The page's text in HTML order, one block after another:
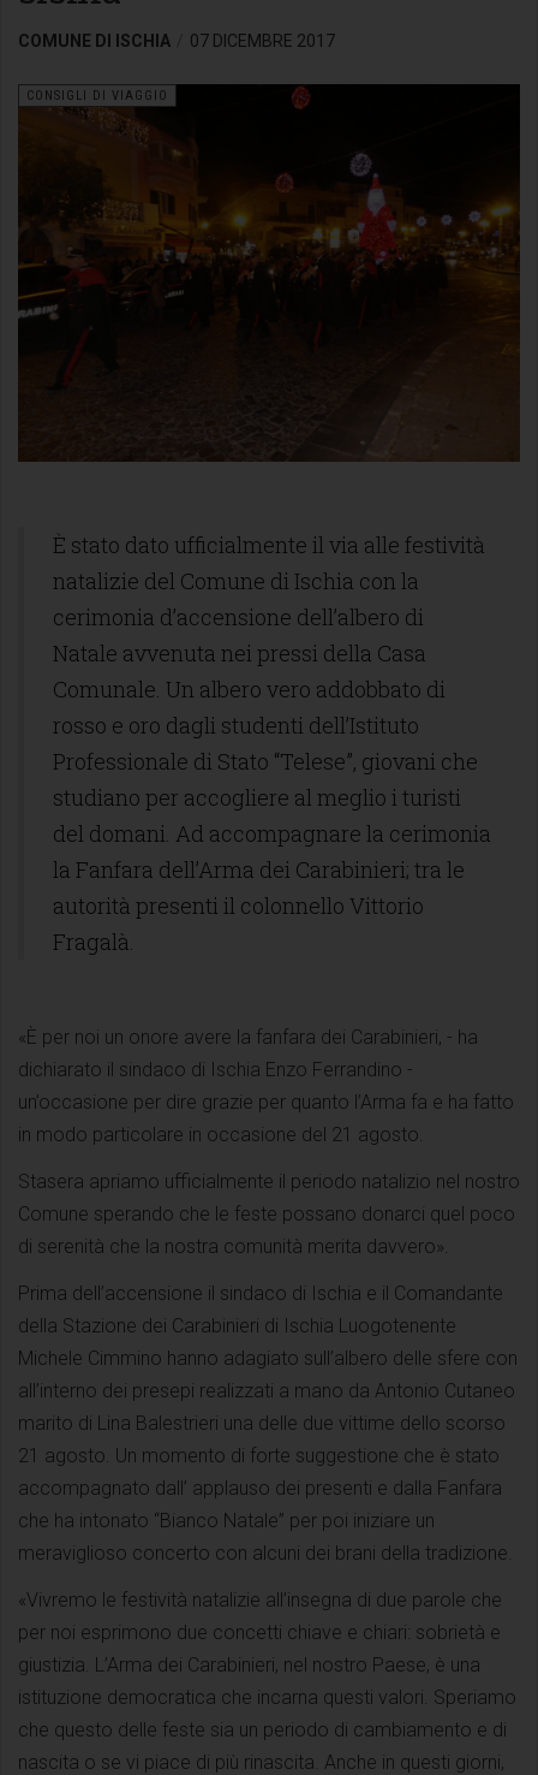
COMUNE DI ISCHIA 07 DICEMBRE 2017
CONSIGLI DI VIAGGIO
È stato dato ufficialmente il via alle festività
natalizie del Comune di Ischia con la
cerimonia d’accensione dell’albero di
Natale avvenuta nei pressi della Casa
Comunale. Un albero vero addobbato di
rosso e oro dagli studenti dell’Istituto
Professionale di Stato “Telese”, giovani che
studiano per accogliere al meglio i turisti
del domani. Ad accompagnare la cerimonia
la Fanfara dell’Arma dei Carabinieri; tra le
autorità presenti il colonnello Vittorio
Fragalà.
«È per noi un onore avere la fanfara dei Carabinieri, - ha
dichiarato il sindaco di Ischia Enzo Ferrandino -
un’occasione per dire grazie per quanto l’Arma fa e ha fatto
in modo particolare in occasione del 21 agosto.
Stasera apriamo ufficialmente il periodo natalizio nel nostro
Comune sperando che le feste possano donarci quel poco
di serenità che la nostra comunità merita davvero».
Prima dell’accensione il sindaco di Ischia e il Comandante
della Stazione dei Carabinieri di Ischia Luogotenente
Michele Cimmino hanno adagiato sull’albero delle sfere con
all’interno dei presepi realizzati a mano da Antonio Cutaneo
marito di Lina Balestrieri una delle due vittime dello scorso
21 agosto. Un momento di forte suggestione che è stato
accompagnato dall’ applauso dei presenti e dalla Fanfara
che ha intonato “Bianco Natale” per poi iniziare un
meraviglioso concerto con alcuni dei brani della tradizione.
«Vivremo le festività natalizie all’insegna di due parole che
per noi esprimono due concetti chiave e chiari: sobrietà e
giustizia. L’Arma dei Carabinieri, nel nostro Paese, è una
istituzione democratica che incarna questi valori. Speriamo
che questo delle feste sia un periodo di cambiamento e di
nascita o se vi piace di più rinascita. Anche in questi giorni,